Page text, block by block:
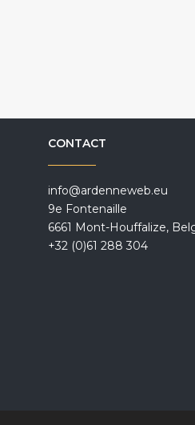
CONTACT
info@ardenneweb.eu
9e Fontenaille
6661 Mont-Houffalize,
+32 (0)61 288 304